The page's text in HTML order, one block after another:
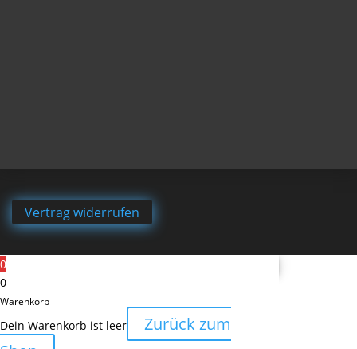
Vertrag widerrufen
0
0
Warenkorb
Dein Warenkorb ist leer
Zurück zum